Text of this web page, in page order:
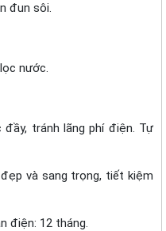
đun sôi.
nước.
tránh lãng phí điện. Tự
và sang trọng, tiết kiệm
điện: 12 tháng.